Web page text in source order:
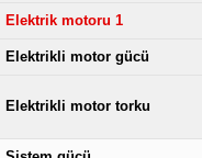
Elektrik motoru 1
Elektrikli motor gücü
Elektrikli motor torku